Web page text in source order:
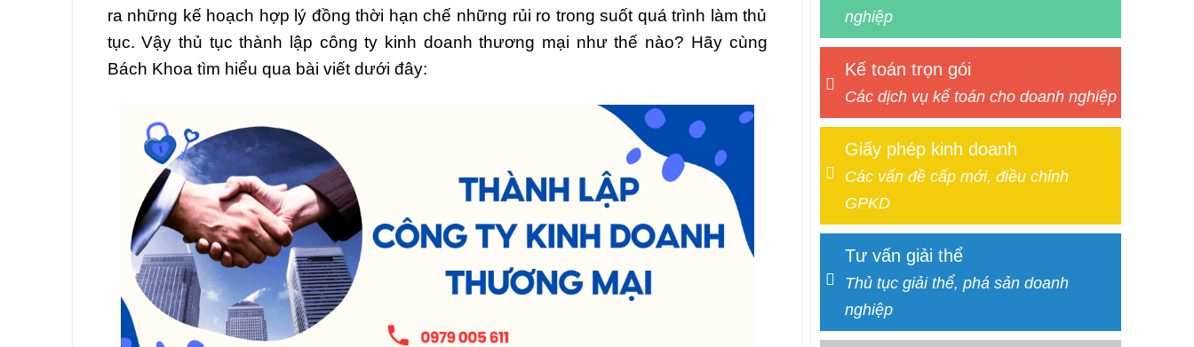
ra những kế hoạch hợp lý đồng thời hạn chế những rủi ro trong suốt quá trình làm thủ
tục. Vậy thủ tục thành lập công ty kinh doanh thương mại như thế nào? Hãy cùng
Bách Khoa tìm hiểu qua bài viết dưới đây:
nghiệp
Kế toán trọn gói
Các dịch vụ kế toán cho doanh nghiệp
Giấy phép kinh doanh
Các vấn đề cấp mới, điều chỉnh
GPKD
Tư vấn giải thể
Thủ tục giải thể, phá sản doanh
nghiệp